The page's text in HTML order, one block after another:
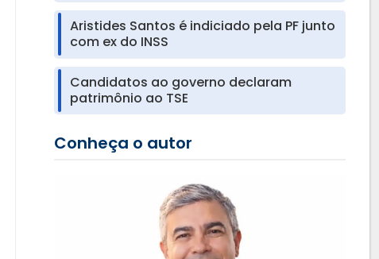
Aristides Santos é indiciado pela PF junto
com ex do INSS
Candidatos ao governo declaram
patrimônio ao TSE
Conheça o autor